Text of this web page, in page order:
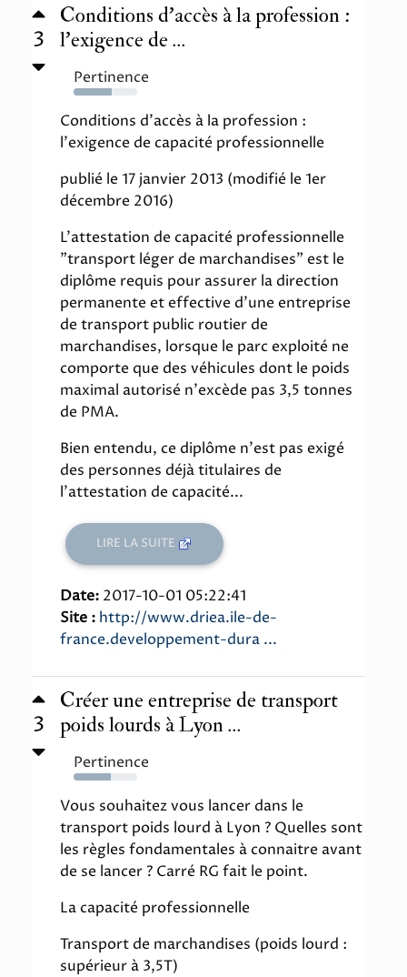
3
Conditions d’accès à la profession :
l'exigence de ...
Pertinence
60%
Conditions d'accès à la profession :
l'exigence de capacité professionnelle
publié le 17 janvier 2013 (modifié le 1er
décembre 2016)
L'attestation de capacité professionnelle
"transport léger de marchandises" est le
diplôme requis pour assurer la direction
permanente et effective d'une entreprise
de transport public routier de
marchandises, lorsque le parc exploité ne
comporte que des véhicules dont le poids
maximal autorisé n'excède pas 3,5 tonnes
de PMA.
Bien entendu, ce diplôme n'est pas exigé
des personnes déjà titulaires de
l'attestation de capacité...
LIRE LA SUITE
Date: 2017-10-01 05:22:41
Site : http://www.driea.ile-de-
france.developpement-dura ...
3
Créer une entreprise de transport
poids lourds à Lyon ...
Pertinence
59%
Vous souhaitez vous lancer dans le
transport poids lourd à Lyon ? Quelles sont
les règles fondamentales à connaitre avant
de se lancer ? Carré RG fait le point.
La capacité professionnelle
Transport de marchandises (poids lourd :
supérieur à 3,5T)